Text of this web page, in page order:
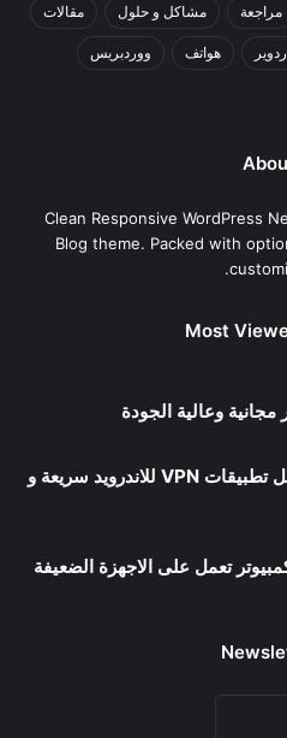
مراجعة مشاكل و حلول مقالات
هواتف ووردبريس
Clean Responsive WordPress
Blog theme. Packed with
Most
وعالية الجودة
VPN للاندرويد : تعرف علي افضل تطبيقات VPN للاندرويد سريعة و